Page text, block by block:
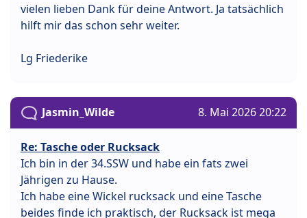
vielen lieben Dank für deine Antwort. Ja tatsächlich
hilft mir das schon sehr weiter.
Lg Friederike
Jasmin_Wilde 8. Mai 2026 20:22
Re: Tasche oder Rucksack
Ich bin in der 34.SSW und habe ein fats zwei
Jährigen zu Hause.
Ich habe eine Wickel rucksack und eine Tasche
beides finde ich praktisch, der Rucksack ist mega